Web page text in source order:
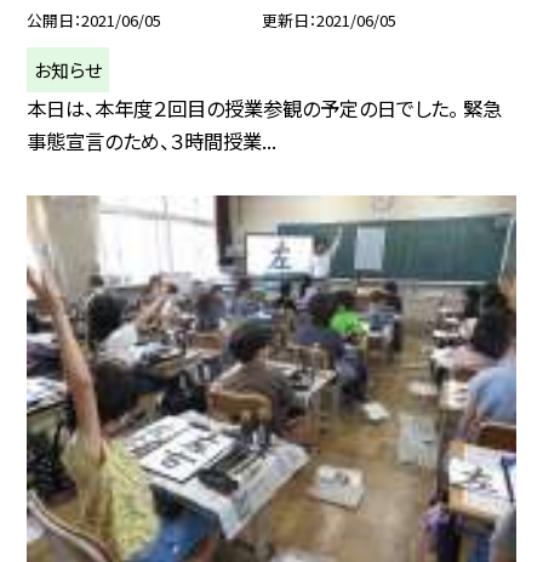
公開日 2021/06/05 更新日 2021/06/05
お知らせ
本日は、本年度２回目の授業参観の予定の日でした。 緊急
事態宣言のため、３時間授業...